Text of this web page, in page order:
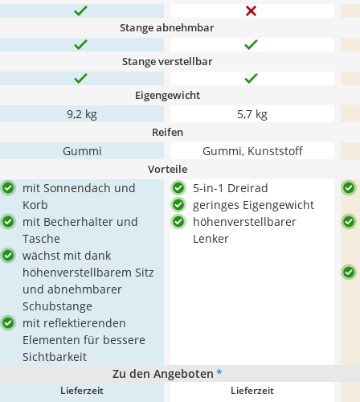
Stange abnehmbar
Stange verstellbar
Eigengewicht
9,2 kg 5,7 kg
Reifen
Gummi Gummi, Kunststoff
Vorteile
mit Sonnendach und
Korb
mit Becherhalter und
Tasche
wächst mit dank
höhenverstellbarem Sitz
und abnehmbarer
Schubstange
mit reflektierenden
Elementen für bessere
Sichtbarkeit
5-in-1 Dreirad
geringes Eigengewicht
höhenverstellbarer
Lenker
Zu den Angeboten *
Lieferzeit Lieferzeit